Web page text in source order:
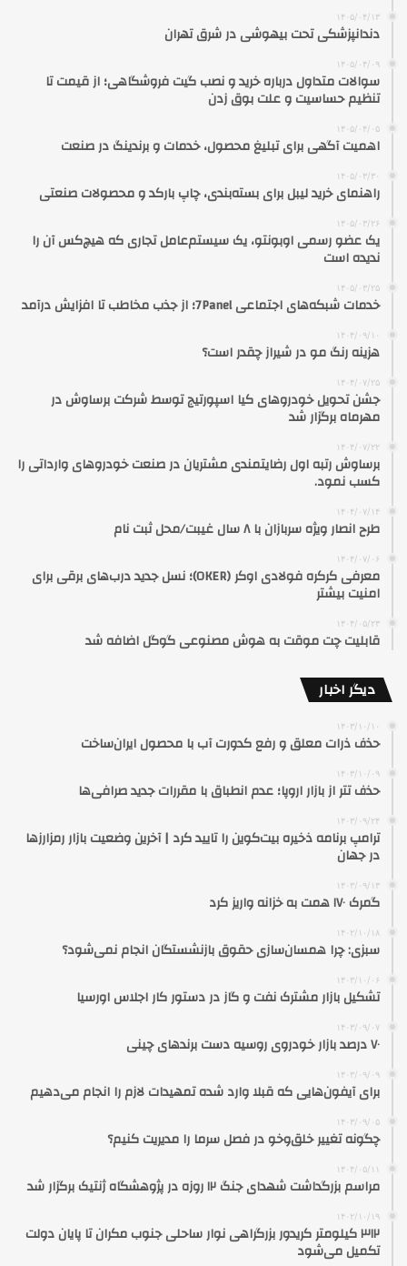
۱۴۰۵/۰۴/۱۳
دندانپزشکی تحت بیهوشی در شرق تهران
۱۴۰۵/۰۴/۰۹
سوالات متداول درباره خرید و نصب گیت فروشگاهی؛ از قیمت تا
تنظیم حساسیت و علت بوق زدن
۱۴۰۵/۰۴/۰۵
اهمیت آگهی برای تبلیغ محصول، خدمات و برندینگ در صنعت
۱۴۰۵/۰۳/۳۰
راهنمای خرید لیبل برای بسته‌بندی، چاپ بارکد و محصولات صنعتی
۱۴۰۵/۰۳/۲۶
یک عضو رسمی اوبونتو، یک سیستم‌عامل تجاری که هیچ‌کس آن را
ندیده است
۱۴۰۵/۰۳/۲۵
خدمات شبکه‌های اجتماعی 7Panel؛ از جذب مخاطب تا افزایش درآمد
۱۴۰۴/۰۹/۱۰
هزینه رنگ مو در شیراز چقدر است؟
۱۴۰۴/۰۷/۲۵
جشن تحویل خودروهای کیا اسپورتیج توسط شرکت برساوش در
مهرماه برگزار شد
۱۴۰۴/۰۷/۲۲
برساوش رتبه اول رضایتمندی مشتریان در صنعت خودروهای وارداتی را
کسب نمود.
۱۴۰۴/۰۷/۱۴
طرح انصار ویژه سربازان با ۸ سال غیبت/محل ثبت نام
۱۴۰۴/۰۷/۰۶
معرفی کرکره فولادی اوکر (OKER)؛ نسل جدید درب‌های برقی برای
امنیت بیشتر
۱۴۰۴/۰۵/۲۳
قابلیت چت موقت به هوش مصنوعی گوگل اضافه شد
دیگر اخبار
۱۴۰۳/۱۰/۱۰
حذف ذرات معلق و رفع کدورت آب با محصول ایران‌ساخت
۱۴۰۳/۱۰/۰۹
حذف تتر از بازار اروپا؛ عدم انطباق با مقررات جدید صرافی‌ها
۱۴۰۳/۰۹/۲۴
ترامپ برنامه‌ ذخیره بیت‌کوین را تایید کرد | آخرین وضعیت بازار رمزارزها
در جهان
۱۴۰۳/۰۹/۱۳
گمرک ۱۷۰ همت به خزانه واریز کرد
۱۴۰۲/۱۰/۱۸
سبزی: چرا همسان‌سازی حقوق بازنشستگان انجام نمی‌شود؟
۱۴۰۳/۱۰/۰۶
تشکیل بازار مشترک نفت و گاز در دستور کار اجلاس اورسیا
۱۴۰۳/۰۹/۰۷
۷۰ درصد بازار خودروی روسیه دست برندهای چینی
۱۴۰۳/۰۹/۰۹
برای آیفون‌هایی که قبلا وارد شده تمهیدات لازم را انجام می‌دهیم
۱۴۰۳/۰۹/۰۵
چگونه تغییر خلق‌وخو در فصل سرما را مدیریت کنیم؟
۱۴۰۴/۰۵/۱۱
مراسم بزرگداشت شهدای جنگ ۱۲ روزه در پژوهشگاه ژنتیک برگزار شد
۱۴۰۲/۱۰/۱۹
۳۱۲ کیلومتر کریدور بزرگراهی نوار ساحلی جنوب مکران تا پایان دولت
تکمیل می‌شود